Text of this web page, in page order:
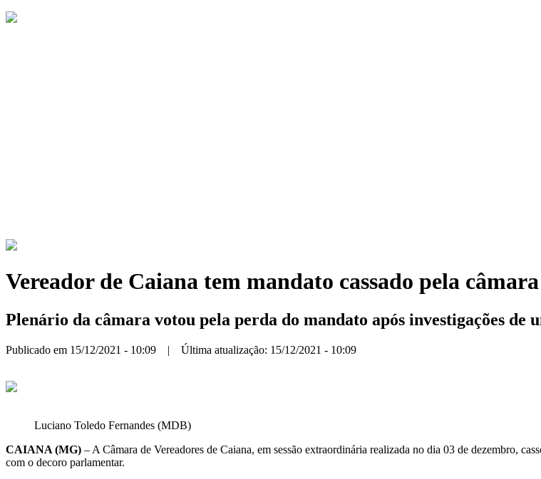
Vereador de Caiana tem mandato cassado pela
Plenário da câmara votou pela perda do mandato após investigações de
Publicado em 15/12/2021 - 10:09 | Última atualização: 15/12/2021 - 10:09
Luciano Toledo Fernandes (MDB)
CAIANA (MG) – A Câmara de Vereadores de Caiana, em sessão extraordinária realizada no dia 03 de dezembro,
com o decoro parlamentar.